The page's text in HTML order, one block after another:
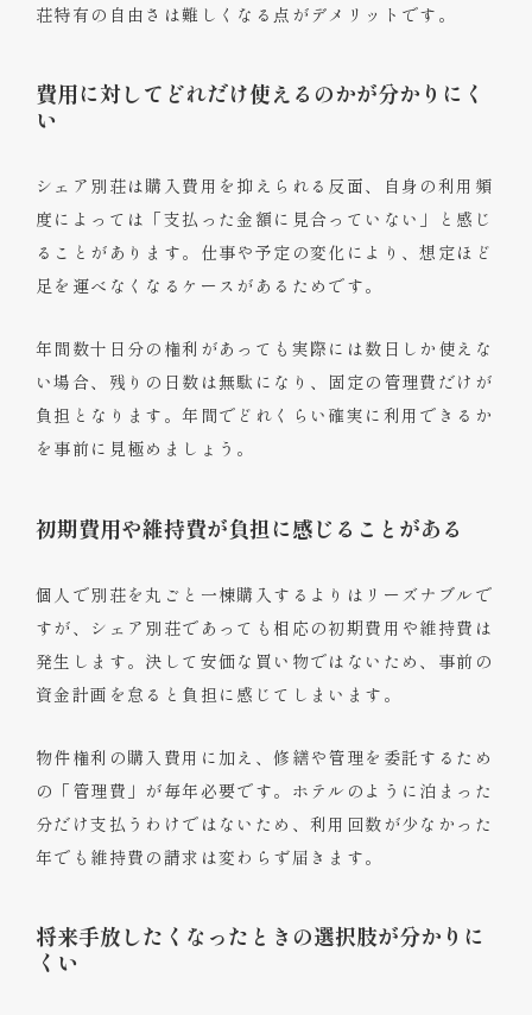
荘特有の自由さは難しくなる点がデメリットです。
費用に対してどれだけ使えるのかが分かりにく
い
シェア別荘は購入費用を抑えられる反面、自身の利用頻
度によっては「支払った金額に見合っていない」と感じ
ることがあります。仕事や予定の変化により、想定ほど
足を運べなくなるケースがあるためです。
年間数十日分の権利があっても実際には数日しか使えな
い場合、残りの日数は無駄になり、固定の管理費だけが
負担となります。年間でどれくらい確実に利用できるか
を事前に見極めましょう。
初期費用や維持費が負担に感じることがある
個人で別荘を丸ごと一棟購入するよりはリーズナブルで
すが、シェア別荘であっても相応の初期費用や維持費は
発生します。決して安価な買い物ではないため、事前の
資金計画を怠ると負担に感じてしまいます。
物件権利の購入費用に加え、修繕や管理を委託するため
の「管理費」が毎年必要です。ホテルのように泊まった
分だけ支払うわけではないため、利用回数が少なかった
年でも維持費の請求は変わらず届きます。
将来手放したくなったときの選択肢が分かりに
くい